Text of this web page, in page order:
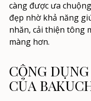
càng được ưa
đẹp nhờ khả năng
nhăn, cải thiện tông
màng hơn.
CÔNG
CỦA